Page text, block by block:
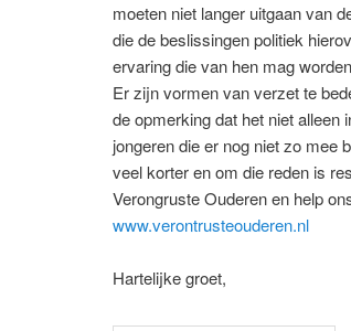
moeten niet langer uitgaan van
die de beslissingen politiek
ervaring die van hen mag
Er zijn vormen van verzet te
de opmerking dat het niet alleen
jongeren die er nog niet zo mee
veel korter en om die reden is
Verongruste Ouderen en help
www.verontrusteouderen.nl
Hartelijke groet,